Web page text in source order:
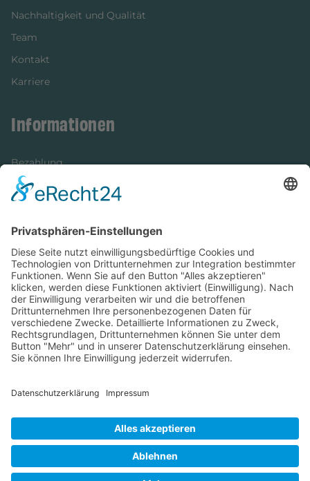
Nachhaltigkeit und Qualität
Team
Kontakt
Karriere
Informationen
Bezahlung
Newsletter
Versandinformationen
Verfügbarkeit/Verträglichkeit
Rechtliches
Widerrufsrecht und Widerrufsformular
Impressum
Datenschutzerklärung
Cookie-Einstellungen
AGB
Streitbeilegungsstelle